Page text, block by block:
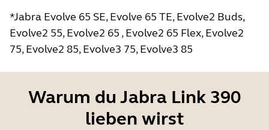
*Jabra Evolve 65 SE, Evolve 65 TE, Evolve2 Buds,
Evolve2 55, Evolve2 65 , Evolve2 65 Flex, Evolve2
75, Evolve2 85, Evolve3 75, Evolve3 85
Warum du Jabra Link 390
lieben wirst